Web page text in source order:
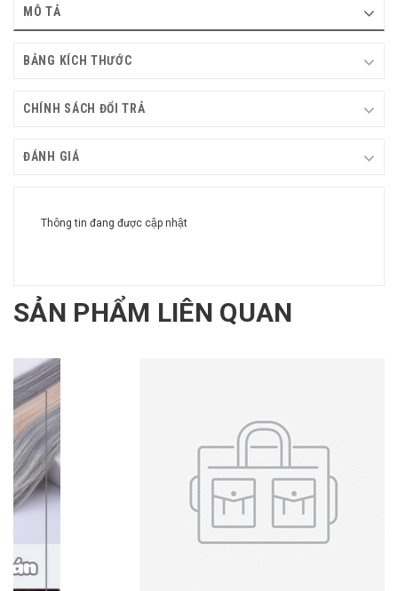
MÔ TẢ
BẢNG KÍCH THƯỚC
CHÍNH SÁCH ĐỔI TRẢ
ĐÁNH GIÁ
Thông tin đang được cập nhật
SẢN PHẨM LIÊN QUAN